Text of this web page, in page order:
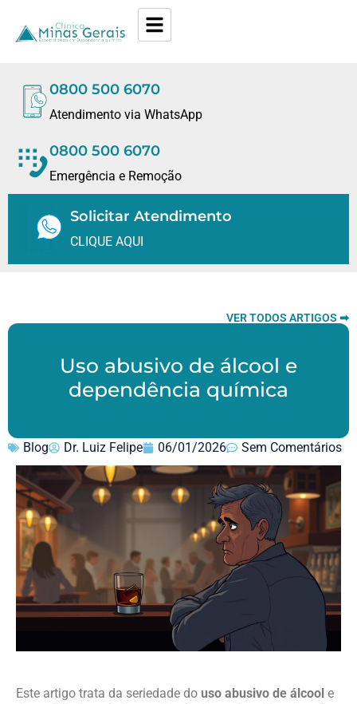
0800 500 6070
Atendimento via WhatsApp
0800 500 6070
Emergência e Remoção
Solicitar Atendimento
CLIQUE AQUI
VER TODOS ARTIGOS ➡
Uso abusivo de álcool e
dependência química
Blog Dr. Luiz Felipe 06/01/2026 Sem Comentários
Este artigo trata da seriedade do uso abusivo de álcool e